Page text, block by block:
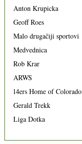
Anton Krupicka
Geoff Roes
Malo drugačiji sportovi
Medvednica
Rob Krar
ARWS
14ers Home of Colorado
Gerald Trekk
Liga Dotka